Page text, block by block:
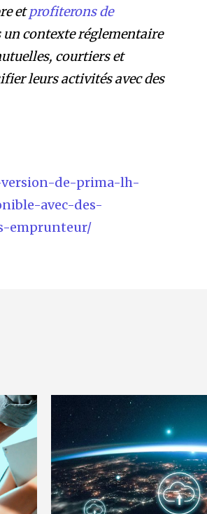
etprofiterons de
contexte réglementaire
courtiers et
leurs activités avec des
de-prima-lh-
avec-des-
emprunteur/